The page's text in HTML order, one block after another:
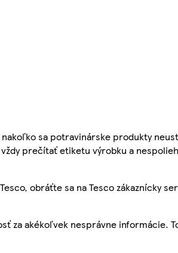
sa potravinárske produkty
prečítať etiketu výrobku a
obráťte sa na Tesco zákaznícky
za akékoľvek nesprávne informácie.